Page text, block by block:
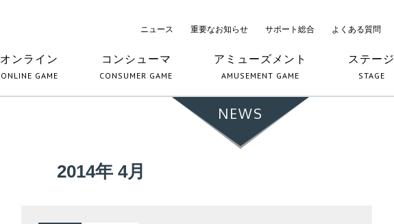
ニュース 重要なお知らせ サポート総合 よくある質問
オンライン
ONLINE GAME
コンシューマ
CONSUMER GAME
アミューズメント
AMUSEMENT GAME
ステージ
STAGE
NEWS
2014年 4月